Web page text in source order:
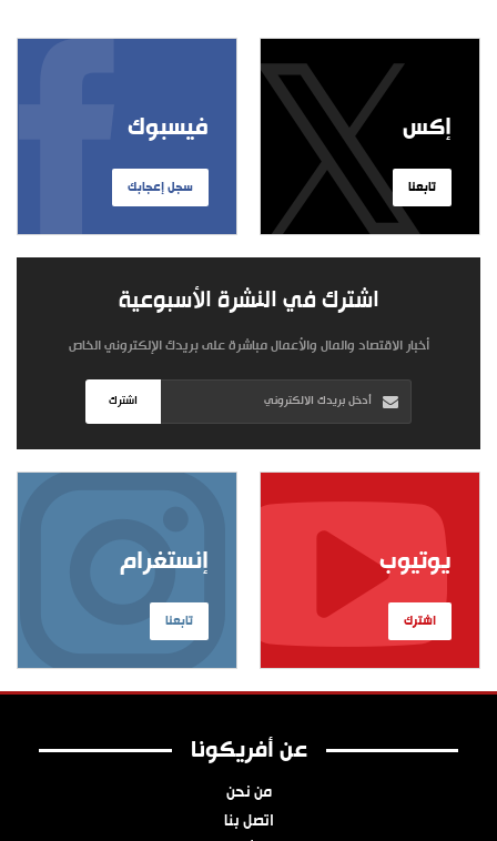
فيسبوك
سجل إعجابك
إكس
تابعنا
اشترك في النشرة الأسبوعية
أخبار الاقتصاد والمال والأعمال مباشرة على بريدك الإلكتروني الخاص
اشترك
إنستغرام
تابعنا
يوتيوب
اشترك
عن أفريكونا
من نحن
اتصل بنا